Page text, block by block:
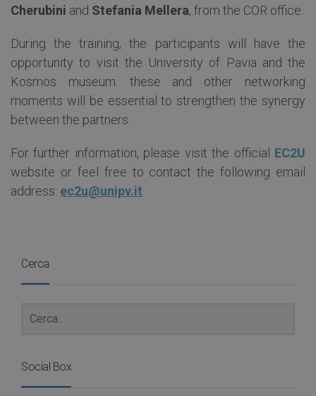
Cherubini and Stefania Mellera, from the COR office.
During the training, the participants will have the
opportunity to visit the University of Pavia and the
Kosmos museum: these and other networking
moments will be essential to strengthen the synergy
between the partners.
For further information, please visit the official EC2U
website or feel free to contact the following email
address: ec2u@unipv.it
Cerca
Social Box